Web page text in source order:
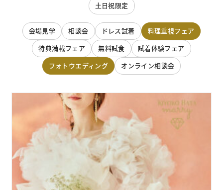
土日祝限定
会場見学 相談会 ドレス試着
料理重視フェア
特典満載フェア
無料試食
試着体験フェア
フォトウエディング
オンライン相談会